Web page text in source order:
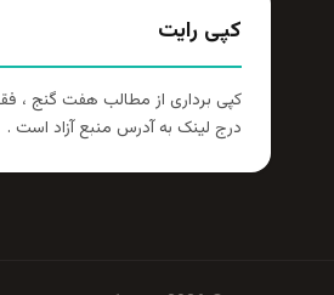
کپی رایت
کپی برداری از مطالب هفت گنج ،
درج لینک به آدرس منبع آزاد است .